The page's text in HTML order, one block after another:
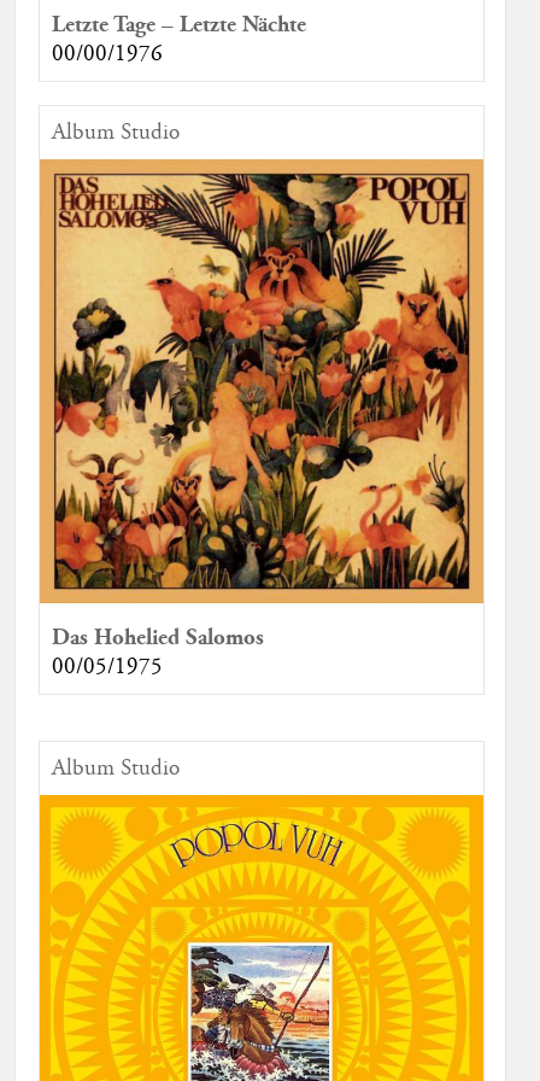
Letzte Tage – Letzte Nächte
00/00/1976
Album Studio
Das Hohelied Salomos
00/05/1975
Album Studio